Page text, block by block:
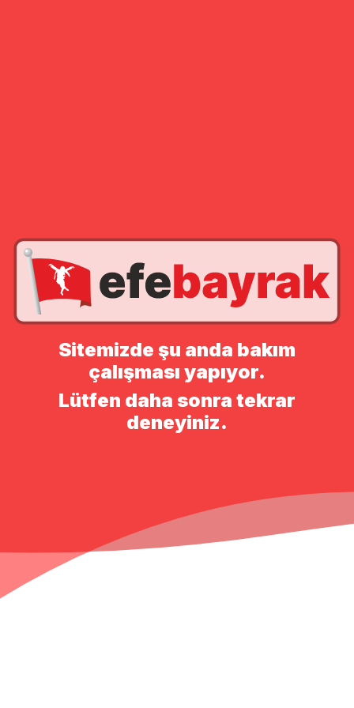
Sitemizde şu anda bakım
çalışması yapıyor.
Lütfen daha sonra tekrar
deneyiniz.